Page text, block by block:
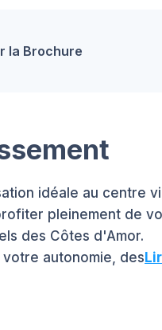
la Brochure
idéale au centre
pleinement de
des Côtes d'Amor.
votre autonomie, des